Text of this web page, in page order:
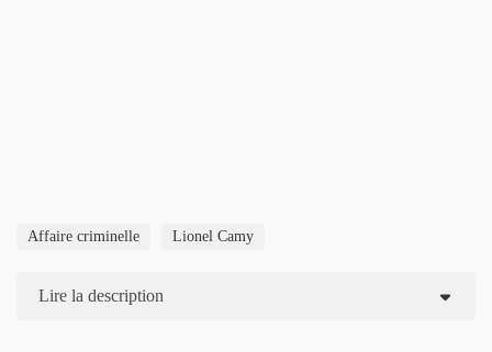
Affaire criminelle Lionel Camy
Lire la description